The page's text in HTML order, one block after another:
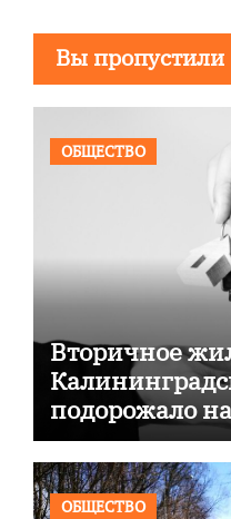
Вы пропустили
ОБЩЕСТВО
Вторичное
подорожало
ОБЩЕСТВО